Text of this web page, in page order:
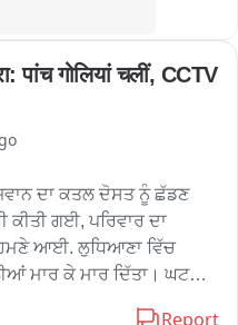
पांच गोलियां चलीं, CCTV
ਦਾ ਕਤਲ ਦੋਸਤ ਨੂੰ ਛੱਡਣ
ਕੀਤੀ ਗਈ, ਪਰਿਵਾਰ ਦਾ
ਆਈ. ਲੁਧਿਆਣਾ ਵਿੱਚ
ਮਾਰ ਕੇ ਮਾਰ ਦਿੱਤਾ। ਘਟਨਾ
Report